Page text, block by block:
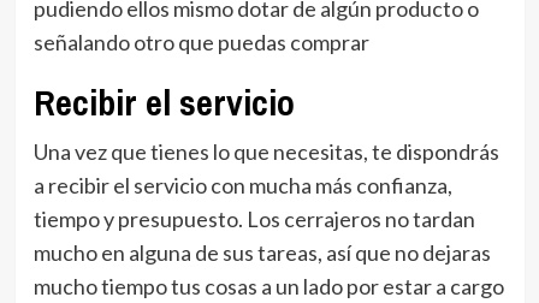
pudiendo ellos mismo dotar de algún producto o
señalando otro que puedas comprar
Recibir el servicio
Una vez que tienes lo que necesitas, te dispondrás
a recibir el servicio con mucha más confianza,
tiempo y presupuesto. Los cerrajeros no tardan
mucho en alguna de sus tareas, así que no dejaras
mucho tiempo tus cosas a un lado por estar a cargo